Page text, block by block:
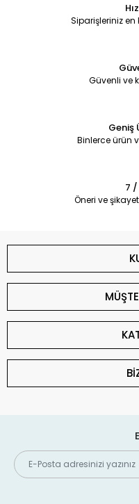
Siparişleriniz en
Güvenli ve
Geniş
Binlerce ürün
7 /
Öneri ve